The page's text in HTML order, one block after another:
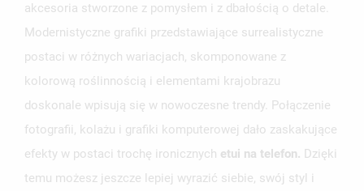
akcesoria stworzone z pomysłem i z dbałością o detale.
Modernistyczne grafiki przedstawiające surrealistyczne
postaci w różnych wariacjach, skomponowane z
kolorową roślinnością i elementami krajobrazu
doskonale wpisują się w nowoczesne trendy. Połączenie
fotografii, kolażu i grafiki komputerowej dało zaskakujące
efekty w postaci trochę ironicznych etui na telefon. Dzięki
temu możesz jeszcze lepiej wyrazić siebie, swój styl i